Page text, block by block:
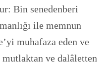
Bin senedenberi
ile memnun
muhafaza eden ve
ve dalâletten